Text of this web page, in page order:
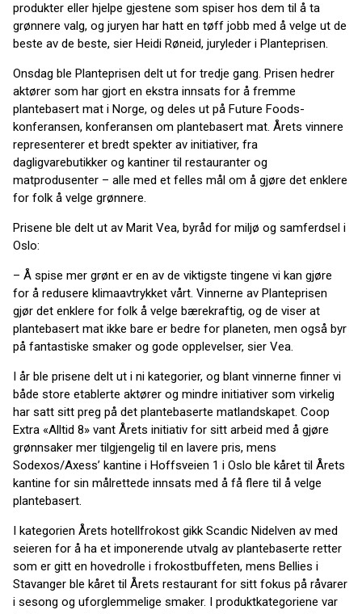
produkter eller hjelpe gjestene som spiser hos dem til å ta
grønnere valg, og juryen har hatt en tøff jobb med å velge ut de
beste av de beste, sier Heidi Røneid, juryleder i Planteprisen.
Onsdag ble Planteprisen delt ut for tredje gang. Prisen hedrer
aktører som har gjort en ekstra innsats for å fremme
plantebasert mat i Norge, og deles ut på Future Foods-
konferansen, konferansen om plantebasert mat. Årets vinnere
representerer et bredt spekter av initiativer, fra
dagligvarebutikker og kantiner til restauranter og
matprodusenter – alle med et felles mål om å gjøre det enklere
for folk å velge grønnere.
Prisene ble delt ut av Marit Vea, byråd for miljø og samferdsel i
Oslo:
– Å spise mer grønt er en av de viktigste tingene vi kan gjøre
for å redusere klimaavtrykket vårt. Vinnerne av Planteprisen
gjør det enklere for folk å velge bærekraftig, og de viser at
plantebasert mat ikke bare er bedre for planeten, men også byr
på fantastiske smaker og gode opplevelser, sier Vea.
I år ble prisene delt ut i ni kategorier, og blant vinnerne finner vi
både store etablerte aktører og mindre initiativer som virkelig
har satt sitt preg på det plantebaserte matlandskapet. Coop
Extra «Alltid 8» vant Årets initiativ for sitt arbeid med å gjøre
grønnsaker mer tilgjengelig til en lavere pris, mens
Sodexos/Axess’ kantine i Hoffsveien 1 i Oslo ble kåret til Årets
kantine for sin målrettede innsats med å få flere til å velge
plantebasert.
I kategorien Årets hotellfrokost gikk Scandic Nidelven av med
seieren for å ha et imponerende utvalg av plantebaserte retter
som er gitt en hovedrolle i frokostbuffeten, mens Bellies i
Stavanger ble kåret til Årets restaurant for sitt fokus på råvarer
i sesong og uforglemmelige smaker. I produktkategoriene var